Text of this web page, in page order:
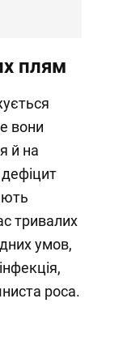
плям
вони
й на
тривалих
умов,
роса.